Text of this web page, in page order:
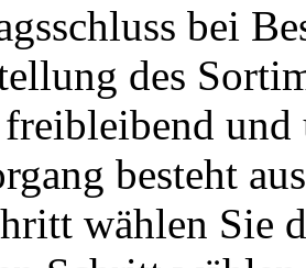
bei
des
freibleibend
besteht
wählen Sie